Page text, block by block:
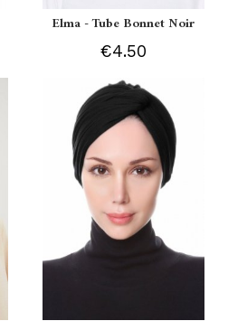
Elma - Tube Bonnet Noir
€4.50